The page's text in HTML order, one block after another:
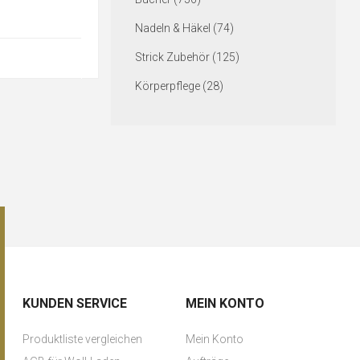
Nadeln & Häkel (74)
Strick Zubehör (125)
Körperpflege (28)
KUNDEN SERVICE
Produktliste vergleichen
MEIN KONTO
Mein Konto